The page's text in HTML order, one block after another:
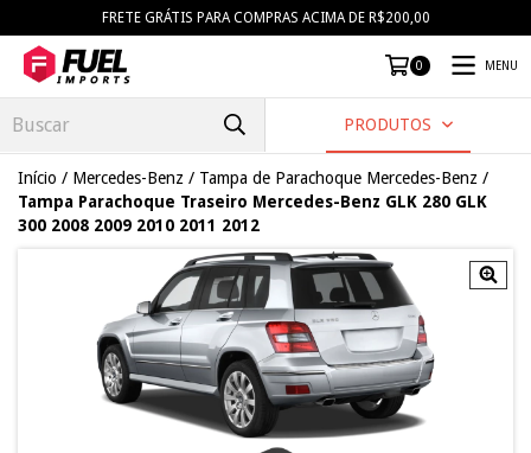
FRETE GRÁTIS PARA COMPRAS ACIMA DE R$200,00
0 MENU
PRODUTOS
Início / Mercedes-Benz / Tampa de Parachoque Mercedes-Benz /
Tampa Parachoque Traseiro Mercedes-Benz GLK 280 GLK
300 2008 2009 2010 2011 2012